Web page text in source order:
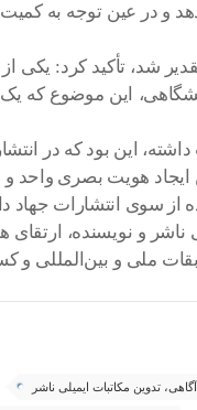
و در عین توجه به
شد، تأکید کرد:
این موضوع که
این بود که
هویت بصری واحد
از سوی انتشارات
ناشر و نویسنده،
تدوین مکاتبات ایمیلی ناشر